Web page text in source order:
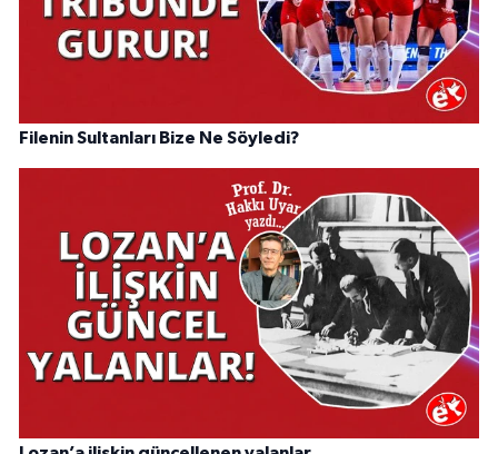
Filenin Sultanları Bize Ne Söyledi?